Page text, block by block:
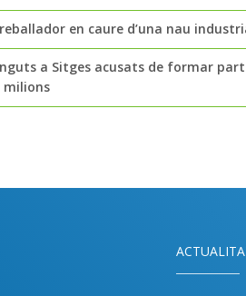
en caure d’una nau
a Sitges acusats de formar
milions